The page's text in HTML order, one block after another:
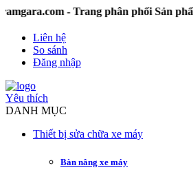
- Trang phân phối Sản phẩm,
Liên hệ
So sánh
Đăng nhập
Yêu thích
DANH MỤC
Thiết bị sửa chữa xe máy
Bàn nâng xe máy